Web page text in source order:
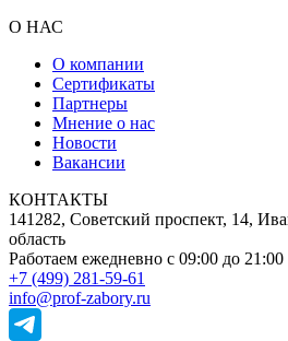
О НАС
О компании
Сертификаты
Партнеры
Мнение о нас
Новости
Вакансии
КОНТАКТЫ
141282, Советский проспект, 14,
область
Работаем ежедневно с 09:00 до 21:00
+7 (499) 281-59-61
info@prof-zabory.ru